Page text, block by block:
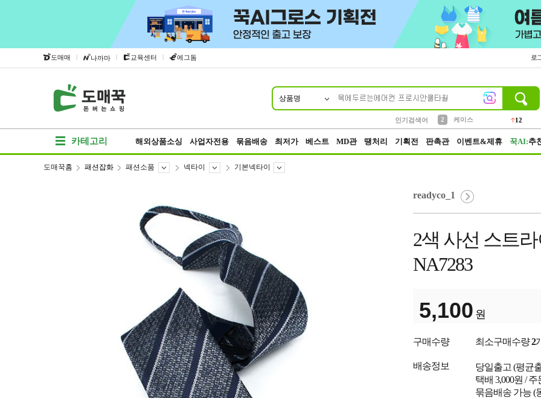
도매매 | 나까마 | 교육센터 | 에그돔 로
상품명
인기검색어
2
케이스
12
카테고리 해외상품소싱 사업자전용 묶음배송 최저가 베스트 MD관 땡처리 기획전 판촉관 이벤트&제휴 꾹AI:추
도매꾹홈 패션잡화 패션소품 넥타이 기본넥타이
readyco_1
2색 사선 스트
NA7283
5,100 원
구매수량 최소구매수량2
배송정보 당일출고 (평균
택배 3,000원 /
묶음배송 가능 (